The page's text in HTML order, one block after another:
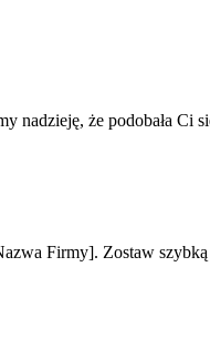
że podobała Ci
Firmy]. Zostaw